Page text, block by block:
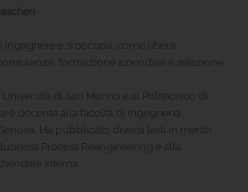
ingegnere e si occupa, come libera
formazione aziendale e selezione
di San Marino e al Politecnico di
è docente alla facoltà di Ingegneria
Ha pubblicato diversi testi in merito
Process Reengineering e alla
interna.